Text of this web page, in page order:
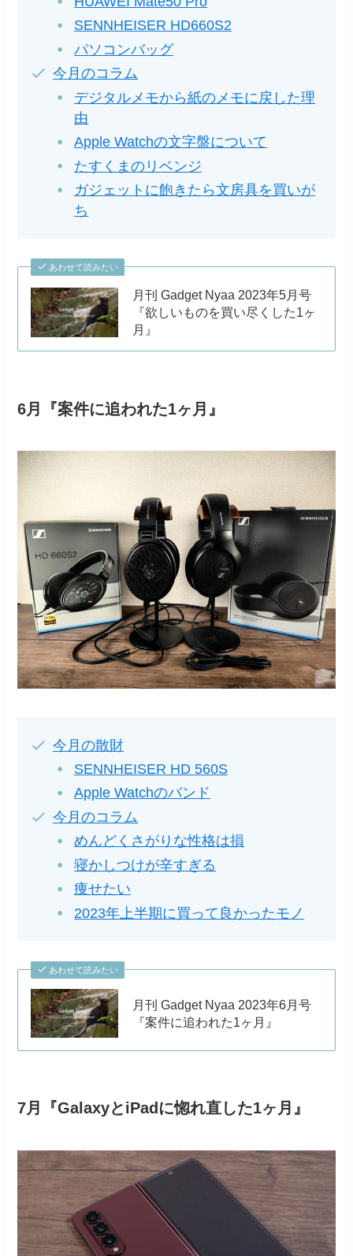
SENNHEISER HD660S2
パソコンバッグ
今月のコラム
デジタルメモから紙のメモに戻した理
由
Apple Watchの文字盤について
たすくまのリベンジ
ガジェットに飽きたら文房具を買いが
ち
あわせて読みたい
月刊 Gadget Nyaa 2023年5月号
『欲しいものを買い尽くした1ヶ
月』
6月『案件に追われた1ヶ月』
今月の散財
SENNHEISER HD 560S
Apple Watchのバンド
今月のコラム
めんどくさがりな性格は損
寝かしつけが辛すぎる
痩せたい
2023年上半期に買って良かったモノ
あわせて読みたい
月刊 Gadget Nyaa 2023年6月号
『案件に追われた1ヶ月』
7月『GalaxyとiPadに惚れ直した1ヶ月』